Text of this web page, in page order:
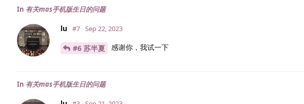
In 有关mas手机版生日的问题
lu #7 Sep 22, 2023
#6 苏半夏 感谢你，我试一下
In 有关mas手机版生日的问题